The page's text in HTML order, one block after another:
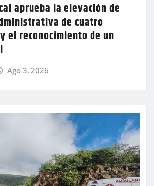
aprueba la elevación de
de cuatro
el reconocimiento de un
Ago 3, 2026